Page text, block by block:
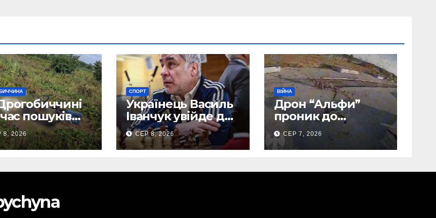
пошуків
тіло
чоловіка
8, 2026
СПОРТ
Українець Василь
Іванчук увійде до
Зали світової
шахової слави
СЕР 8, 2026
ВІЙНА
Дрон “Альфи”
проник до
Донецького
аеропорту та
спалив “Шахед”
СЕР 7, 2026